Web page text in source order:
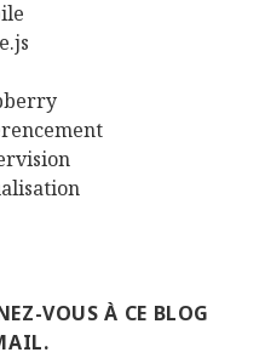
VOUS À CE BLOG